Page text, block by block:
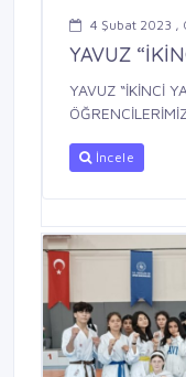
4 Şubat 2023 ,
YAVUZ
YAVUZ “İKİNCİ
İncele